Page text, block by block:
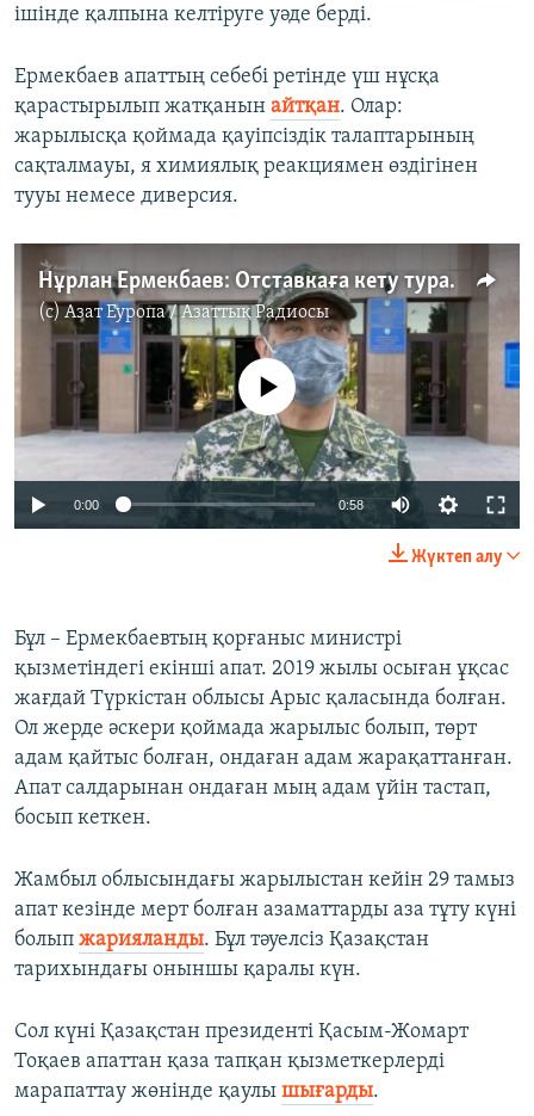
ішінде қалпына келтіруге уәде берді.
Ермекбаев апаттың себебі ретінде үш нұсқа
қарастырылып жатқанын айтқан. Олар:
жарылысқа қоймада қауіпсіздік талаптарының
сақталмауы, я химиялық реакциямен өздігінен
тууы немесе диверсия.
Нұрлан Ермекбаев: Отставкаға кету туралы шешім қабылдадым
(c)Азат Еуропа / Азаттық Радиосы
No media source currently available
0:00 0:58
Жүктеп алу
Бұл – Ермекбаевтың қорғаныс министрі
қызметіндегі екінші апат. 2019 жылы осыған ұқсас
жағдай Түркістан облысы Арыс қаласында болған.
Ол жерде әскери қоймада жарылыс болып, төрт
адам қайтыс болған, ондаған адам жарақаттанған.
Апат салдарынан ондаған мың адам үйін тастап,
босып кеткен.
Жамбыл облысындағы жарылыстан кейін 29 тамыз
апат кезінде мерт болған азаматтарды аза тұту күні
болып жарияланды. Бұл тәуелсіз Қазақстан
тарихындағы оныншы қаралы күн.
Сол күні Қазақстан президенті Қасым-Жомарт
Тоқаев апаттан қаза тапқан қызметкерлерді
марапаттау жөнінде қаулы шығарды.